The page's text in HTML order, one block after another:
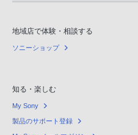
地域店で体験・相談する
ソニーショップ
知る・楽しむ
My Sony
製品のサポート登録